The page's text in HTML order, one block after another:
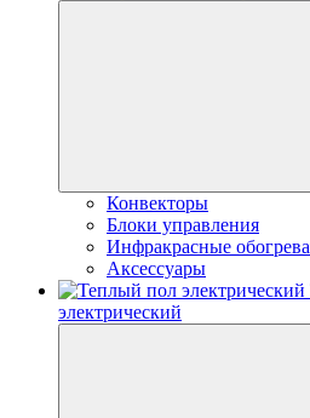
Конвекторы
Блоки управления
Инфракрасные
Аксессуары
электрический